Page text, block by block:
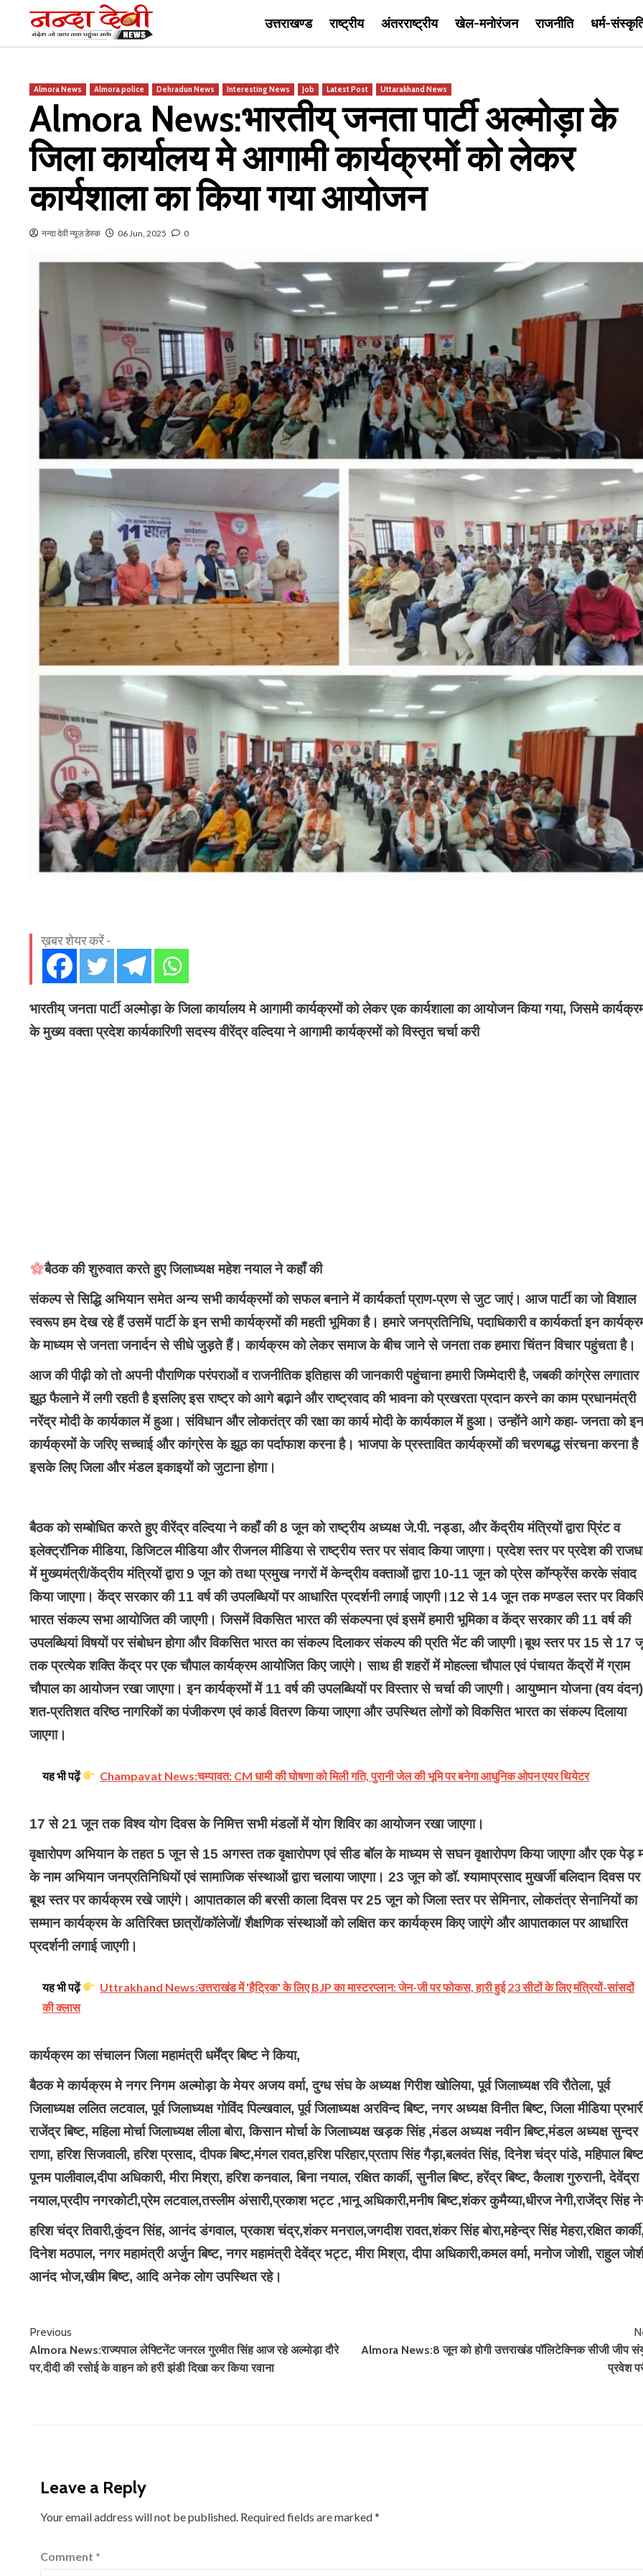
content
उत्तराखण्ड राष्ट्रीय अंतरराष्ट्रीय खेल-मनोरंजन राजनीति धर्म-
Almora News Almora police Dehradun News Interesting News Job Latest Post Uttarakhand News
Almora News:भारतीय् जनता पार्टी अल्मोड़ा के
जिला कार्यालय मे आगामी कार्यक्रमों को लेकर
कार्यशाला का किया गया आयोजन
नन्दा देवी न्यूज़ डेस्क 06 Jun, 2025 0
ख़बर शेयर करें -
भारतीय् जनता पार्टी अल्मोड़ा के जिला कार्यालय मे आगामी कार्यक्रमों को लेकर एक कार्यशाला का आयोजन किया गया, जिसमे
के मुख्य वक्ता प्रदेश कार्यकारिणी सदस्य वीरेंद्र वल्दिया ने आगामी कार्यक्रमों को विस्तृत चर्चा करी
बैठक की शुरुवात करते हुए जिलाध्यक्ष महेश नयाल ने कहाँ की
संकल्प से सिद्धि अभियान समेत अन्य सभी कार्यक्रमों को सफल बनाने में कार्यकर्ता प्राण-प्रण से जुट जाएं। आज पार्टी का जो विशाल
स्वरूप हम देख रहे हैं उसमें पार्टी के इन सभी कार्यक्रमों की महती भूमिका है। हमारे जनप्रतिनिधि, पदाधिकारी व कार्यकर्ता इन
के माध्यम से जनता जनार्दन से सीधे जुड़ते हैं। कार्यक्रम को लेकर समाज के बीच जाने से जनता तक हमारा चिंतन विचार पहुंचता है।
आज की पीढ़ी को तो अपनी पौराणिक परंपराओं व राजनीतिक इतिहास की जानकारी पहुंचाना हमारी जिम्मेदारी है, जबकी कांग्रेस लगातार
झूठ फैलाने में लगी रहती है इसलिए इस राष्ट्र को आगे बढ़ाने और राष्ट्रवाद की भावना को प्रखरता प्रदान करने का काम प्रधानमंत्री
नरेंद्र मोदी के कार्यकाल में हुआ। संविधान और लोकतंत्र की रक्षा का कार्य मोदी के कार्यकाल में हुआ। उन्होंने आगे कहा- जनता को
कार्यक्रमों के जरिए सच्चाई और कांग्रेस के झूठ का पर्दाफाश करना है। भाजपा के प्रस्तावित कार्यक्रमों की चरणबद्ध संरचना करना
इसके लिए जिला और मंडल इकाइयों को जुटाना होगा।
बैठक को सम्बोधित करते हुए वीरेंद्र वल्दिया ने कहाँ की 8 जून को राष्ट्रीय अध्यक्ष जे.पी. नड्डा, और केंद्रीय मंत्रियों द्वारा प्रिंट व
इलेक्ट्रॉनिक मीडिया, डिजिटल मीडिया और रीजनल मीडिया से राष्ट्रीय स्तर पर संवाद किया जाएगा। प्रदेश स्तर पर प्रदेश की
में मुख्यमंत्री/केंद्रीय मंत्रियों द्वारा 9 जून को तथा प्रमुख नगरों में केन्द्रीय वक्ताओं द्वारा 10-11 जून को प्रेस कॉन्फ्रेंस करके संवाद
किया जाएगा। केंद्र सरकार की 11 वर्ष की उपलब्धियों पर आधारित प्रदर्शनी लगाई जाएगी।12 से 14 जून तक मण्डल स्तर पर
भारत संकल्प सभा आयोजित की जाएगी। जिसमें विकसित भारत की संकल्पना एवं इसमें हमारी भूमिका व केंद्र सरकार की 11 वर्ष की
उपलब्धियां विषयों पर संबोधन होगा और विकसित भारत का संकल्प दिलाकर संकल्प की प्रति भेंट की जाएगी।बूथ स्तर पर 15 से 17
तक प्रत्येक शक्ति केंद्र पर एक चौपाल कार्यक्रम आयोजित किए जाएंगे। साथ ही शहरों में मोहल्ला चौपाल एवं पंचायत केंद्रों में ग्राम
चौपाल का आयोजन रखा जाएगा। इन कार्यक्रमों में 11 वर्ष की उपलब्धियों पर विस्तार से चर्चा की जाएगी। आयुष्मान योजना (वय
शत-प्रतिशत वरिष्ठ नागरिकों का पंजीकरण एवं कार्ड वितरण किया जाएगा और उपस्थित लोगों को विकसित भारत का संकल्प दिलाया
जाएगा।
यह भी पढ़ें Champavat News:चम्पावत: CM धामी की घोषणा को मिली गति, पुरानी जेल की भूमि पर बनेगा आधुनिक ओपन एयर थियेटर
17 से 21 जून तक विश्व योग दिवस के निमित्त सभी मंडलों में योग शिविर का आयोजन रखा जाएगा।
वृक्षारोपण अभियान के तहत 5 जून से 15 अगस्त तक वृक्षारोपण एवं सीड बॉल के माध्यम से सघन वृक्षारोपण किया जाएगा और एक पेड़
के नाम अभियान जनप्रतिनिधियों एवं सामाजिक संस्थाओं द्वारा चलाया जाएगा। 23 जून को डॉ. श्यामाप्रसाद मुखर्जी बलिदान दिवस पर
बूथ स्तर पर कार्यक्रम रखे जाएंगे। आपातकाल की बरसी काला दिवस पर 25 जून को जिला स्तर पर सेमिनार, लोकतंत्र सेनानियों का
सम्मान कार्यक्रम के अतिरिक्त छात्रों/कॉलेजों/ शैक्षणिक संस्थाओं को लक्षित कर कार्यक्रम किए जाएंगे और आपातकाल पर आधारित
प्रदर्शनी लगाई जाएगी।
यह भी पढ़ें
Uttrakhand News:उत्तराखंड में 'हैट्रिक' के लिए BJP का मास्टरप्लान: जेन-जी पर फोकस, हारी हुई 23 सीटों के लिए मंत्रियों-सांसदों
की क्लास
कार्यक्रम का संचालन जिला महामंत्री धर्मेंद्र बिष्ट ने किया,
बैठक मे कार्यक्रम मे नगर निगम अल्मोड़ा के मेयर अजय वर्मा, दुग्ध संघ के अध्यक्ष गिरीश खोलिया, पूर्व जिलाध्यक्ष रवि रौतेला, पूर्व
जिलाध्यक्ष ललित लटवाल, पूर्व जिलाध्यक्ष गोविंद पिल्खवाल, पूर्व जिलाध्यक्ष अरविन्द बिष्ट, नगर अध्यक्ष विनीत बिष्ट, जिला मीडिया
राजेंद्र बिष्ट, महिला मोर्चा जिलाध्यक्ष लीला बोरा, किसान मोर्चा के जिलाध्यक्ष खड़क सिंह ,मंडल अध्यक्ष नवीन बिष्ट,मंडल अध्यक्ष सुन्दर
राणा, हरिश सिजवाली, हरिश प्रसाद, दीपक बिष्ट,मंगल रावत,हरिश परिहार,प्रताप सिंह गैड़ा,बलवंत सिंह, दिनेश चंद्र पांडे, महिपाल
पूनम पालीवाल,दीपा अधिकारी, मीरा मिश्रा, हरिश कनवाल, बिना नयाल, रक्षित कार्की, सुनील बिष्ट, हरेंद्र बिष्ट, कैलाश गुरुरानी, देवेंद्रा
नयाल,प्रदीप नगरकोटी,प्रेम लटवाल,तस्लीम अंसारी,प्रकाश भट्ट ,भानू अधिकारी,मनीष बिष्ट,शंकर कुमैय्या,धीरज नेगी,राजेंद्र सिंह
हरिश चंद्र तिवारी,कुंदन सिंह, आनंद डंगवाल, प्रकाश चंद्र,शंकर मनराल,जगदीश रावत,शंकर सिंह बोरा,महेन्द्र सिंह मेहरा,रक्षित कार्की,
दिनेश मठपाल, नगर महामंत्री अर्जुन बिष्ट, नगर महामंत्री देवेंद्र भट्ट, मीरा मिश्रा, दीपा अधिकारी,कमल वर्मा, मनोज जोशी, राहुल
आनंद भोज,खीम बिष्ट, आदि अनेक लोग उपस्थित रहे।
Continue
Reading
Previous
Almora News:राज्यपाल लेफ्टिनेंट जनरल गुरमीत सिंह आज रहे अल्मोड़ा दौरे
पर,दीदी की रसोई के वाहन को हरी झंडी दिखा कर किया रवाना
Almora News:8 जून को होगी उत्तराखंड पॉलिटेक्निक सीजी जीप
प्रवेश
Leave a Reply
Your email address will not be published. Required fields are marked*
Comment *